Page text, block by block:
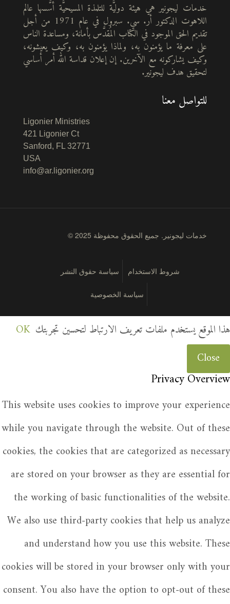
خدمات ليجونير هي هيئة دوليَّة للتلمذة المسيحيَّة أسَّسها عالم
اللاهوت الدكتور أر. سي. سبرول في عام 1971 من أجل
تقديم الحق الموجود في الكتاب المُقدَّس بأمانة، ومساعدة الناس
على معرفة ما يؤمنون به، ولماذا يؤمنون به، وكيف يعيشونه،
وكيف يشاركونه مع الآخرين. إن إعلان قداسة الله أمر أساسي
لتحقيق هدف ليجونير.
للتواصل معنا
Ligonier Ministries
421 Ligonier Ct
Sanford, FL 32771
USA
info@ar.ligonier.org
© 2025 خدمات ليجونير. جميع الحقوق محفوظة
شروط الاستخدام سياسة حقوق النشر
سياسة الخصوصية
هذا الموقع يستخدم ملفات تعريف الارتباط لتحسين تجربتك OK
Close
Privacy Overview
This website uses cookies to improve your experience
while you navigate through the website. Out of these
cookies, the cookies that are categorized as necessary
are stored on your browser as they are essential for
the working of basic functionalities of the website.
We also use third-party cookies that help us analyze
and understand how you use this website. These
cookies will be stored in your browser only with your
consent. You also have the option to opt-out of these